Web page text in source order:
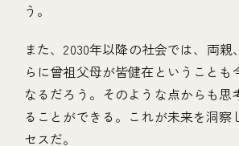
う。
また、2030年以降の社会では、両親
らに曾祖父母が皆健在ということも
なるだろう。そのような点からも思
ることができる。これが未来を洞察
セスだ。